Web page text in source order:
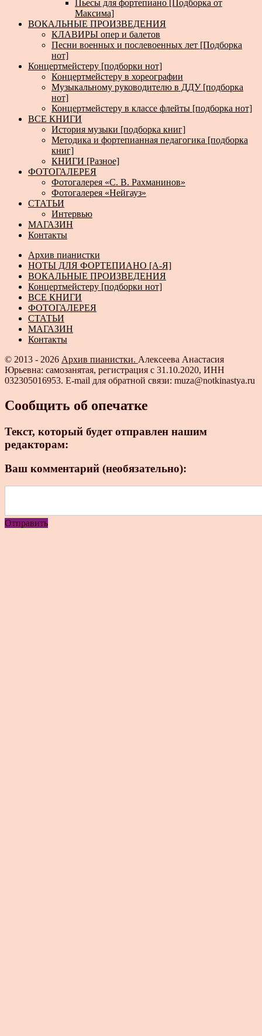
Пьесы для фортепиано [Подборка от
Максима]
ВОКАЛЬНЫЕ ПРОИЗВЕДЕНИЯ
КЛАВИРЫ опер и балетов
Песни военных и послевоенных лет [Подборка
нот]
Концертмейстеру [подборки нот]
Концертмейстеру в хореографии
Музыкальному руководителю в ДДУ [подборка
нот]
Концертмейстеру в классе флейты [подборка нот]
ВСЕ КНИГИ
История музыки [подборка книг]
Методика и фортепианная педагогика [подборка
книг]
КНИГИ [Разное]
ФОТОГАЛЕРЕЯ
Фотогалерея «С. В. Рахманинов»
Фотогалерея «Нейгауз»
СТАТЬИ
Интервью
МАГАЗИН
Контакты
Архив пианистки
НОТЫ ДЛЯ ФОРТЕПИАНО [А-Я]
ВОКАЛЬНЫЕ ПРОИЗВЕДЕНИЯ
Концертмейстеру [подборки нот]
ВСЕ КНИГИ
ФОТОГАЛЕРЕЯ
СТАТЬИ
МАГАЗИН
Контакты
© 2013 - 2026 Архив пианистки. Алексеева Анастасия
Юрьевна: самозанятая, регистрация с 31.10.2020, ИНН
032305016953. E-mail для обратной связи: muza@notkinastya.ru
Сообщить об опечатке
Текст, который будет отправлен нашим
редакторам:
Ваш комментарий (необязательно):
Отправить